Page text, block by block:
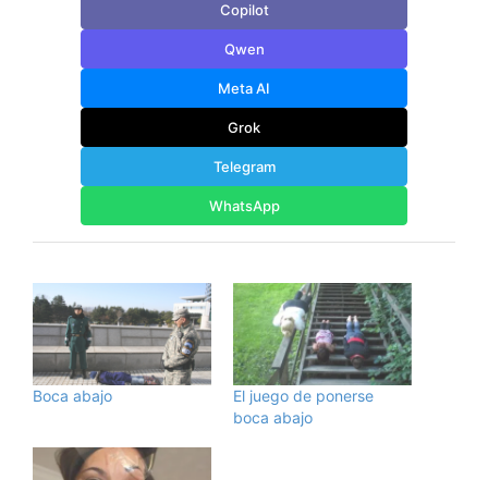
Copilot
Qwen
Meta AI
Grok
Telegram
WhatsApp
Boca abajo
El juego de ponerse
boca abajo